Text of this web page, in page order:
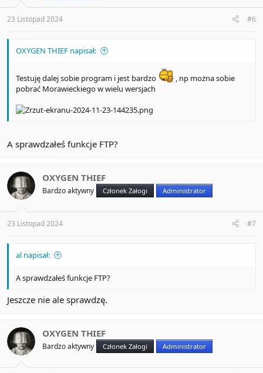
23 Listopad 2024 #6
OXYGEN THIEF napisał:
Testuję dalej sobie program i jest bardzo
, np można sobie
pobrać Morawieckiego w wielu wersjach
A sprawdzałeś funkcje FTP?
OXYGEN THIEF
Bardzo aktywny Członek Załogi Administrator
23 Listopad 2024 #7
al napisał:
A sprawdzałeś funkcje FTP?
Jeszcze nie ale sprawdzę.
OXYGEN THIEF
Bardzo aktywny Członek Załogi Administrator